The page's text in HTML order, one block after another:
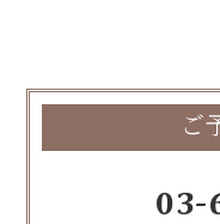
ご
03-